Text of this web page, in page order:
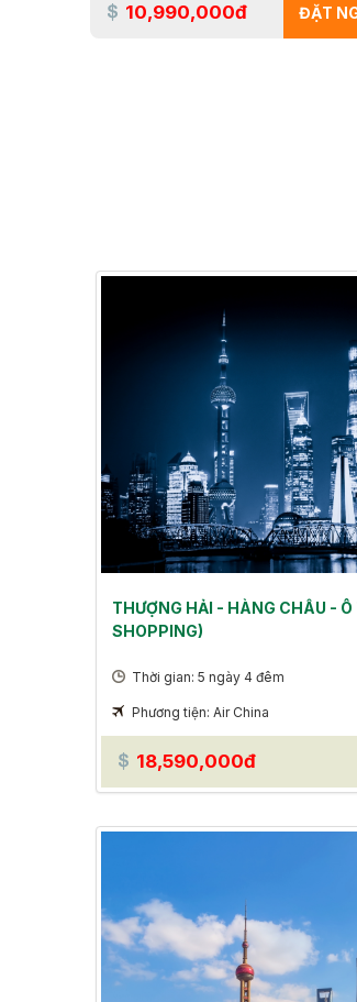
10,990,000đ ĐẶT
THƯỢNG HẢI - HÀNG CHÂU -
SHOPPING)
Thời gian: 5 ngày 4 đêm
Phương tiện: Air China
18,590,000đ